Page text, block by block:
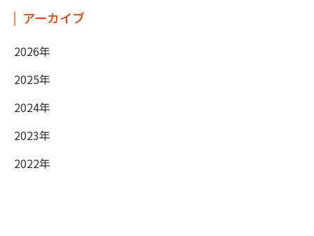
アーカイブ
2026年
2025年
2024年
2023年
2022年